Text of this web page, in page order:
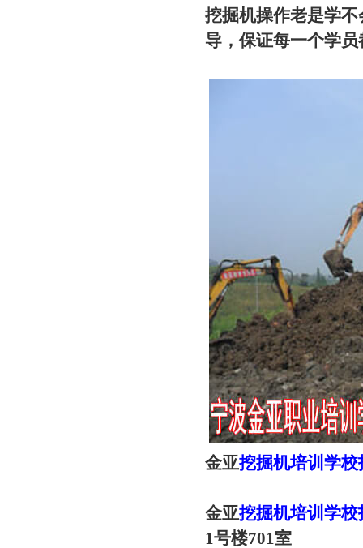
挖掘机操作老是学不
导，保证每一个学
金亚挖掘机培训学校
金亚挖掘机培训学校
1号楼701室